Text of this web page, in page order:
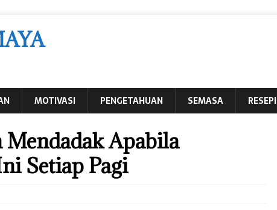
MOTIVASI PENGETAHUAN SEMASA RESEPI
Apabila
Setiap Pagi